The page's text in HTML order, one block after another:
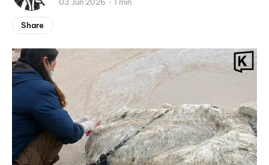
03 Jun 2026 1 min
Share